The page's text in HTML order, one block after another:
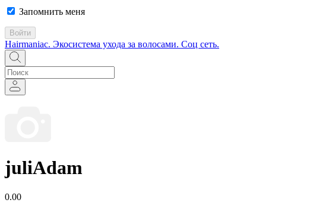
Запомнить меня
Войти
Hairmaniac. Экосистема ухода за волосами. Соц сеть.
juliAdam
0.00